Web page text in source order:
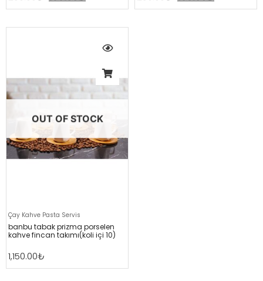
OUT OF STOCK
Çay Kahve Pasta Servis
banbu tabak pri̇zma porselen
kahve fi̇ncan takimi(koli̇ i̇çi̇ 10)
1,150.00₺